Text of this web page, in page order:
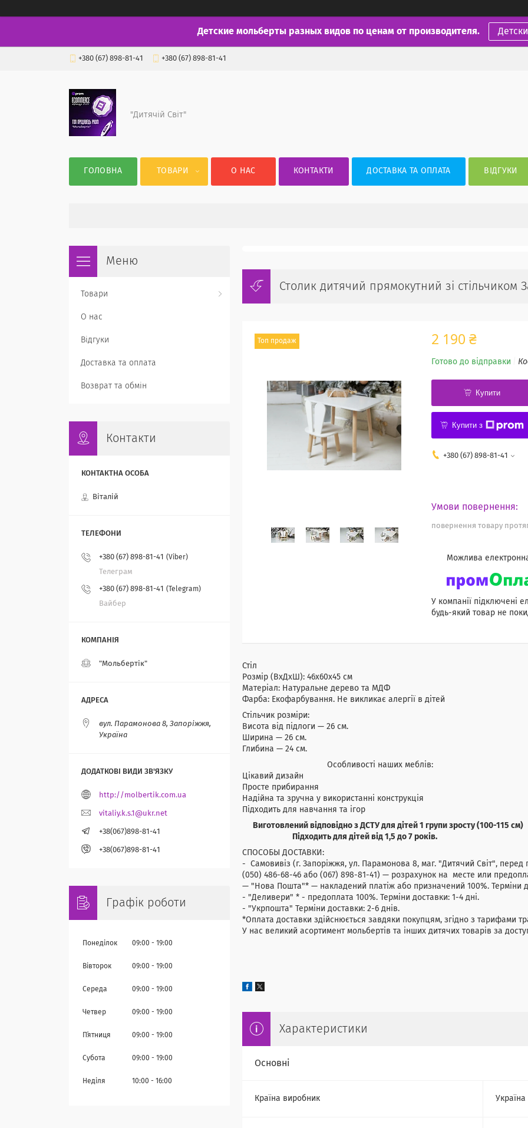
Детские мольберты разных видов по ценам от производителя.
+380 (67) 898-81-41 +380 (67) 898-81-41
"Дитячій Світ"
ГОЛОВНА ТОВАРИ О НАС КОНТАКТИ ДОСТАВКА ТА ОПЛАТА ВІДГУКИ
Столик дитячий прямокутний зі стільчиком
Топ продаж 2 190 ₴
Готово до відправки
Купити
Купити з
+380 (67) 898-81-41
повернення товару
У компанії підключені
будь-який товар не
Стіл
Розмір (ВхДхШ): 46х60х45 см
Матеріал: Натуральне дерево та МДФ
Фарба: Екофарбування. Не викликає алергії в дітей
Стільчик розміри:
Висота від підлоги — 26 см.
Ширина — 26 см.
Глибина — 24 см.
Особливості наших меблів:
Цікавий дизайн
Просте прибирання
Надійна та зручна у використанні конструкція
Підходить для навчання та ігор
Виготовлений відповідно з ДСТУ для дітей 1 групи зросту (100-115 см)
⠀ Підходить для дітей від 1,5 до 7 років.
СПОСОБЫ ДОСТАВКИ:
- Самовивіз (г. Запоріжжя, ул. Парамонова 8, маг. "Дитячий Світ",
(050) 486-68-46 або (067) 898-81-41) — розрахунок на месте или
— "Нова Пошта"* — накладений платіж або призначений 100%. Терміни
- "Деливери" * - предоплата 100%. Терміни доставки: 1-4 дні.
- "Укрпошта" Терміни доставки: 2-6 днів.
*Оплата доставки здійснюється завдяки покупцям, згідно з тарифами
У нас великий асортимент мольбертів та інших дитячих товарів за
Характеристики
Основні
Країна виробник Україна
Товари
О нас
Відгуки
Доставка та оплата
Возврат та обмін
Контакти
Віталій
+380 (67) 898-81-41 Viber
Телеграм
+380 (67) 898-81-41 Telegram
Вайбер
"Мольбертік"
вул. Парамонова 8, Запоріжжя,
Україна
http://molbertik.com.ua
vitaliy.k.s.1@ukr.net
+38(067)898-81-41
+38(067)898-81-41
Графік роботи
Понеділок 09:00 19:00
Вівторок 09:00 19:00
Середа 09:00 19:00
Четвер 09:00 19:00
Пʼятниця 09:00 19:00
Субота 09:00 19:00
Неділя 10:00 16:00